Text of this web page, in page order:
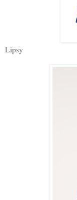
Lipsy